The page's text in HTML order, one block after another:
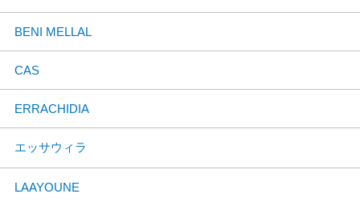
BENI MELLAL
CAS
ERRACHIDIA
エッサウィラ
LAAYOUNE